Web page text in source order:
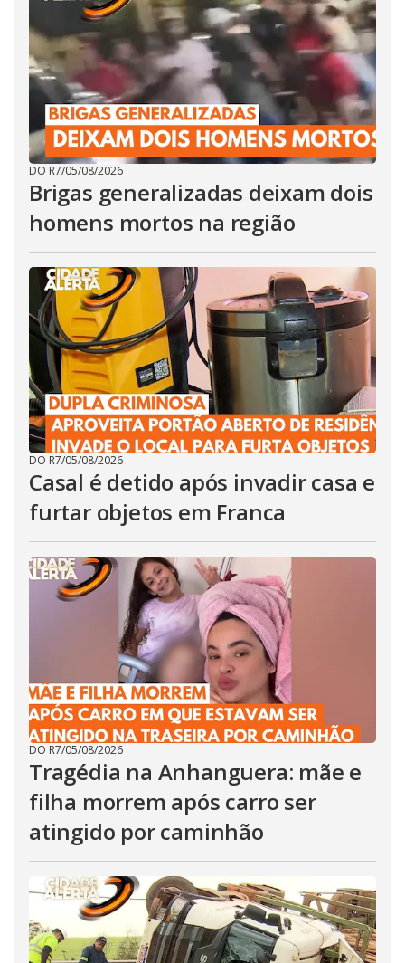
DO R7/05/08/2026
Brigas generalizadas deixam dois
homens mortos na região
DO R7/05/08/2026
Casal é detido após invadir casa e
furtar objetos em Franca
DO R7/05/08/2026
Tragédia na Anhanguera: mãe e
filha morrem após carro ser
atingido por caminhão